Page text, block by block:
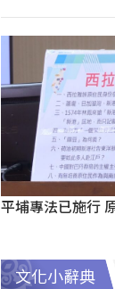
平埔專法已施行
文化小辭典